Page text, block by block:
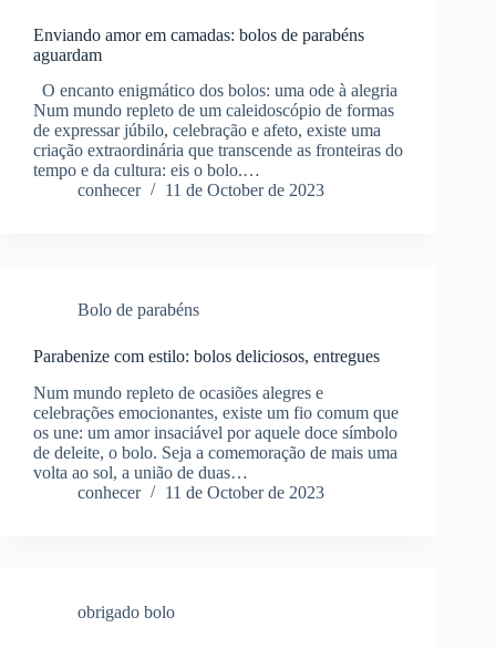
Enviando amor em camadas: bolos de parabéns
aguardam
O encanto enigmático dos bolos: uma ode à alegria
Num mundo repleto de um caleidoscópio de formas
de expressar júbilo, celebração e afeto, existe uma
criação extraordinária que transcende as fronteiras do
tempo e da cultura: eis o bolo.…
conhecer
11 de October de 2023
Bolo de parabéns
Parabenize com estilo: bolos deliciosos, entregues
Num mundo repleto de ocasiões alegres e
celebrações emocionantes, existe um fio comum que
os une: um amor insaciável por aquele doce símbolo
de deleite, o bolo. Seja a comemoração de mais uma
volta ao sol, a união de duas…
conhecer
11 de October de 2023
obrigado bolo